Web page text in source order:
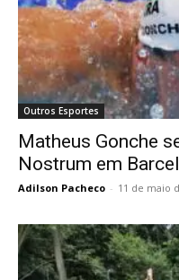
Outros Esportes
Matheus Gonche
Nostrum em
Adilson Pacheco - 11 de maio